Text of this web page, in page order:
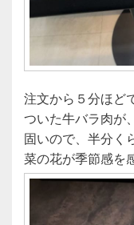
注文から５分ほど
ついた牛バラ肉が
固いので、半分く
菜の花が季節感を